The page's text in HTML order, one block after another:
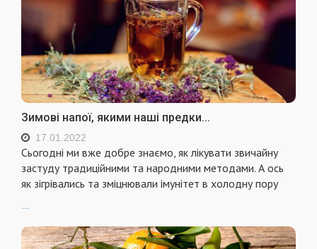
Зимові напої, якими наші предки...
17.01.2022
Сьогодні ми вже добре знаємо, як лікувати звичайну
застуду традиційними та народними методами. А ось
як зігрівались та зміцнювали імунітет в холодну пору